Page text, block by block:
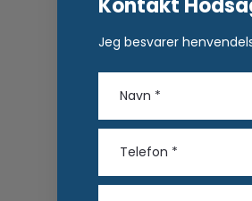
Kontakt
Jeg besvarer